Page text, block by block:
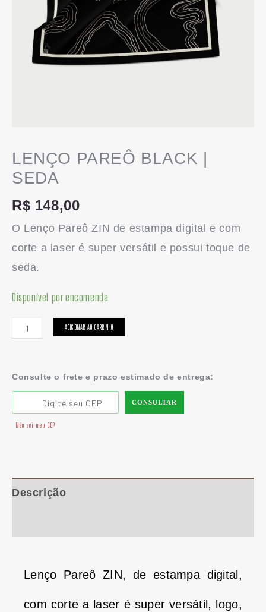
LENÇO PAREÔ BLACK |
SEDA
R$ 148,00
O Lenço Pareô ZIN de estampa digital e com
corte a laser é super versátil e possui toque de
seda.
Disponível por encomenda
ADICIONAR AO CARRINHO
Consulte o frete e prazo estimado de entrega:
CONSULTAR
Não sei meu CEP
Descrição
Lenço Pareô ZIN, de estampa digital,
com corte a laser é super versátil, logo,